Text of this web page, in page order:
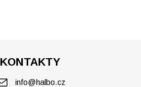
KONTAKTY
info@halbo.cz